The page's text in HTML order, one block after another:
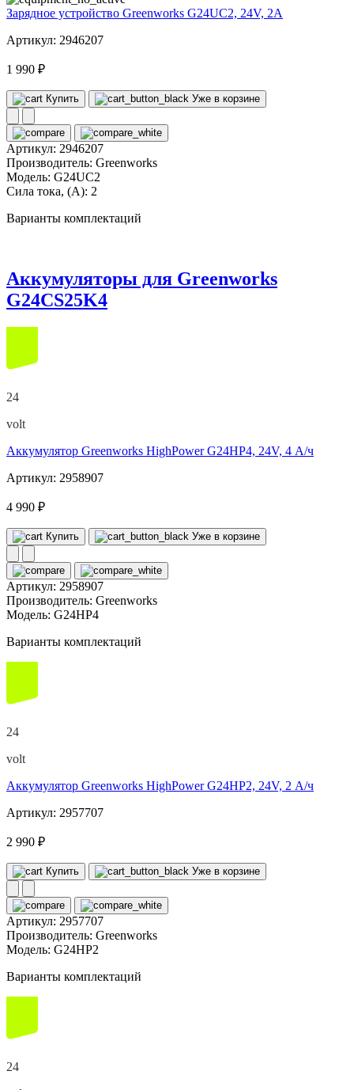
Зарядное устройство Greenworks G24UC2, 24V, 2А
Артикул: 2946207
1 990 ₽
Купить Уже в корзине
Артикул: 2946207
Производитель: Greenworks
Модель: G24UC2
Сила тока, (А): 2
Варианты комплектаций
Аккумуляторы для Greenworks
G24CS25K4
24
volt
Аккумулятор Greenworks HighPower G24HP4, 24V, 4 А/ч
Артикул: 2958907
4 990 ₽
Купить Уже в корзине
Артикул: 2958907
Производитель: Greenworks
Модель: G24HP4
Варианты комплектаций
24
volt
Аккумулятор Greenworks HighPower G24HP2, 24V, 2 А/ч
Артикул: 2957707
2 990 ₽
Купить Уже в корзине
Артикул: 2957707
Производитель: Greenworks
Модель: G24HP2
Варианты комплектаций
24